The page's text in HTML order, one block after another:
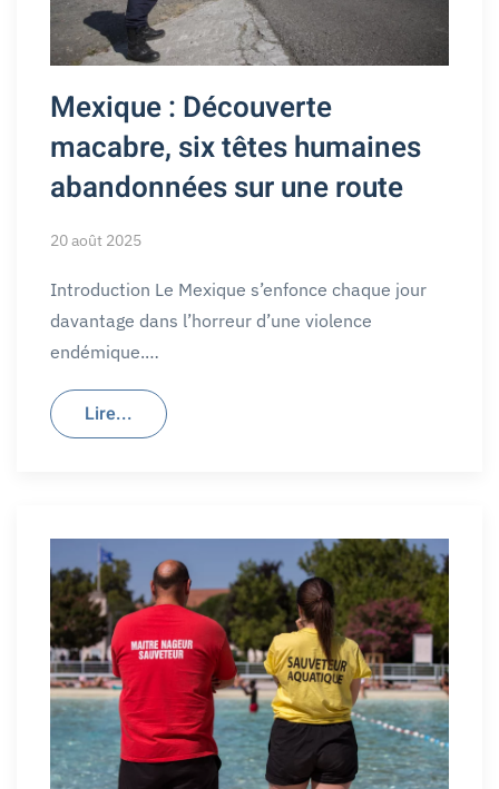
Mexique : Découverte
macabre, six têtes humaines
abandonnées sur une route
20 août 2025
Introduction Le Mexique s’enfonce chaque jour
davantage dans l’horreur d’une violence
endémique.…
Lire...